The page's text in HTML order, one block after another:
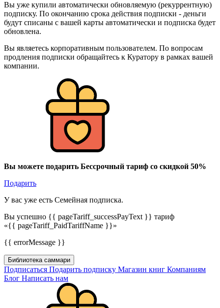
Вы уже купили автоматически обновляемую (рекуррентную)
подписку. По окончанию срока действия подписки - деньги
будут списаны с вашей карты автоматически и подписка будет
обновлена.
Вы являетесь корпоративным пользователем. По вопросам
продления подписки обращайтесь к Куратору в рамках вашей
компании.
Вы можете подарить Бессрочный тариф со скидкой 50%
Подарить
У вас уже есть Семейная подписка.
Вы успешно {{ pageTariff_successPayText }} тариф
«{{ pageTariff_PaidTariffName }}»
{{ errorMessage }}
Библиотека саммари
Подписаться Подарить подписку Магазин книг Компаниям
Блог Написать нам